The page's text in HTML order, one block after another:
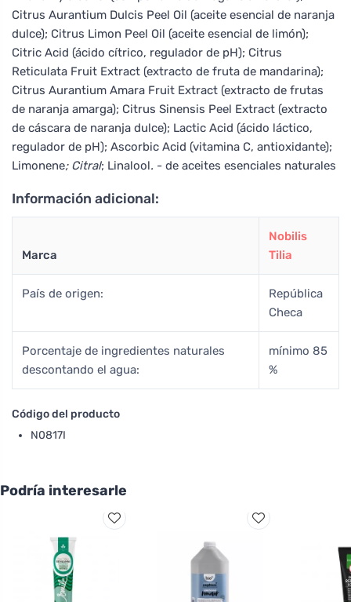
Citrus Aurantium Dulcis Peel Oil (aceite esencial de naranja
dulce); Citrus Limon Peel Oil (aceite esencial de limón);
Citric Acid (ácido cítrico, regulador de pH); Citrus
Reticulata Fruit Extract (extracto de fruta de mandarina);
Citrus Aurantium Amara Fruit Extract (extracto de frutas
de naranja amarga); Citrus Sinensis Peel Extract (extracto
de cáscara de naranja dulce); Lactic Acid (ácido láctico,
regulador de pH); Ascorbic Acid (vitamina C, antioxidante);
Limonene; Citral; Linalool. - de aceites esenciales naturales
Información adicional:
Marca
Nobilis
Tilia
País de origen:
República
Checa
Porcentaje de ingredientes naturales
descontando el agua:
mínimo 85
%
Código del producto
N0817I
Podría interesarle